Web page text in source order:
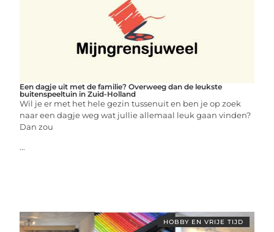
Een dagje uit met de familie? Overweeg dan de leukste
buitenspeeltuin in Zuid-Holland
Wil je er met het hele gezin tussenuit en ben je op zoek
naar een dagje weg wat jullie allemaal leuk gaan vinden?
Dan zou
...
HOBBY EN VRIJE TIJD